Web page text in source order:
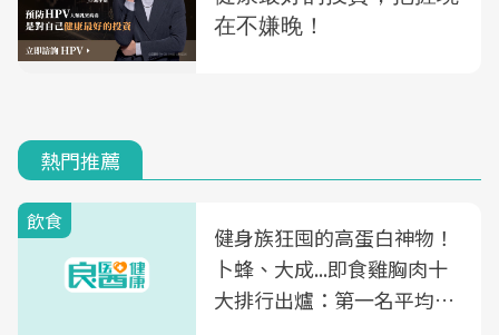
熱門推薦
飲食
健身族狂囤的高蛋白神物！
卜蜂、大成...即食雞胸肉十
大排行出爐：第一名平均一